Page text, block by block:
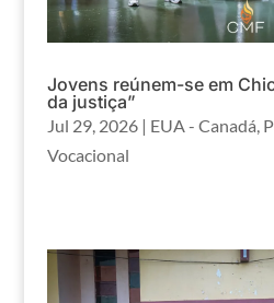
Jovens reúnem-se em
da justiça”
Jul 29, 2026| EUA - Canadá,
Vocacional